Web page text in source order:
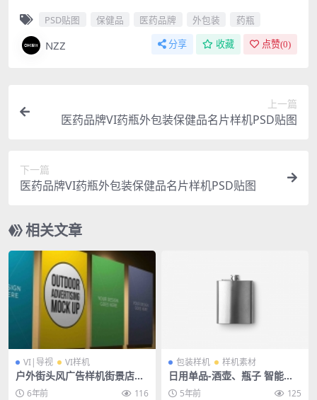
PSD贴图 保健品 医药品牌 外包装 药瓶
NZZ 分享 收藏 点赞(0)
上一篇
医药品牌VI药瓶外包装保健品名片样机PSD贴图
下一篇
医药品牌VI药瓶外包装保健品名片样机PSD贴图
相关文章
VI|导视 VI样机
户外街头风广告样机街景店铺
海报橱窗展览画展样机
6年前 116
包装样机 样机素材
日用单品-酒壶、瓶子 智能贴
图样机PSD素材
5年前 125